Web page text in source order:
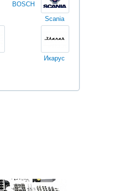
BOSCH
Scania
Икарус